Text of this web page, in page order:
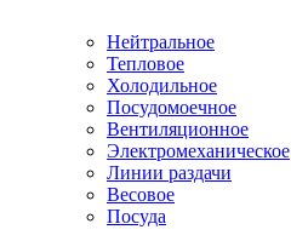
Нейтральное
Тепловое
Холодильное
Посудомоечное
Вентиляционное
Электромеханическое
Линии раздачи
Весовое
Посуда